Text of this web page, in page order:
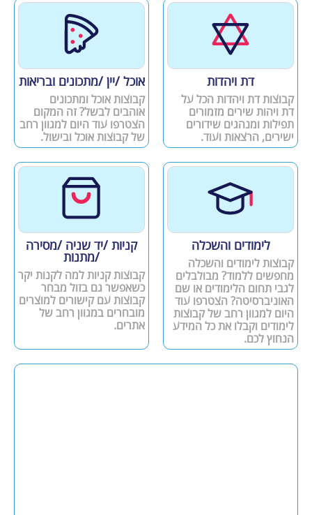
דת ויהדות
קבוצות דת ויהדות הכל על
דת ויהות שירים מזמורים
תפילות ומנהגים שידורים
ישירים, הרצאות ועוד.
אוכל /יין /מתכונים ובריאות
קבוצות אוכל ומתכונים
אוהבים לבשל? זה המקום
הצטרפו עוד היום למגוון רחב
של קבוצות אוכל ובישול.
לימודים והשכלה
קבוצות לימודים והשכלה
מחפשים ללמוד? מבולבלים
לגבי תחום הלימודים או שם
האוניברסיטה? הצטרפו עוד
היום למגוון רחב של קבוצות
לימודים וקבלו את כל המידע
הנחוץ לכם.
קניות /יד שניה /מסירה
/מתנות
קבוצות קניות למה לקנות יקר
כשאפשר גם בזול מבחר
קבוצות עם קישורים למוצרים
מובחרים במגוון רחב של
אתרים.